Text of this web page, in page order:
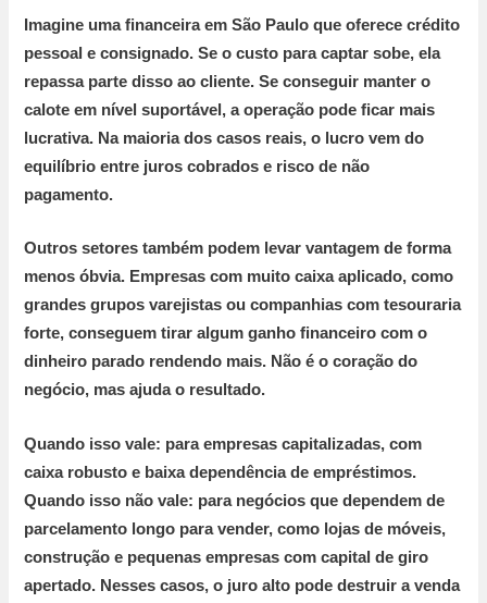
Imagine uma financeira em São Paulo que oferece crédito
pessoal e consignado. Se o custo para captar sobe, ela
repassa parte disso ao cliente. Se conseguir manter o
calote em nível suportável, a operação pode ficar mais
lucrativa. Na maioria dos casos reais, o lucro vem do
equilíbrio entre juros cobrados e risco de não
pagamento.
Outros setores também podem levar vantagem de forma
menos óbvia. Empresas com muito caixa aplicado, como
grandes grupos varejistas ou companhias com tesouraria
forte, conseguem tirar algum ganho financeiro com o
dinheiro parado rendendo mais. Não é o coração do
negócio, mas ajuda o resultado.
Quando isso vale: para empresas capitalizadas, com
caixa robusto e baixa dependência de empréstimos.
Quando isso não vale: para negócios que dependem de
parcelamento longo para vender, como lojas de móveis,
construção e pequenas empresas com capital de giro
apertado. Nesses casos, o juro alto pode destruir a venda